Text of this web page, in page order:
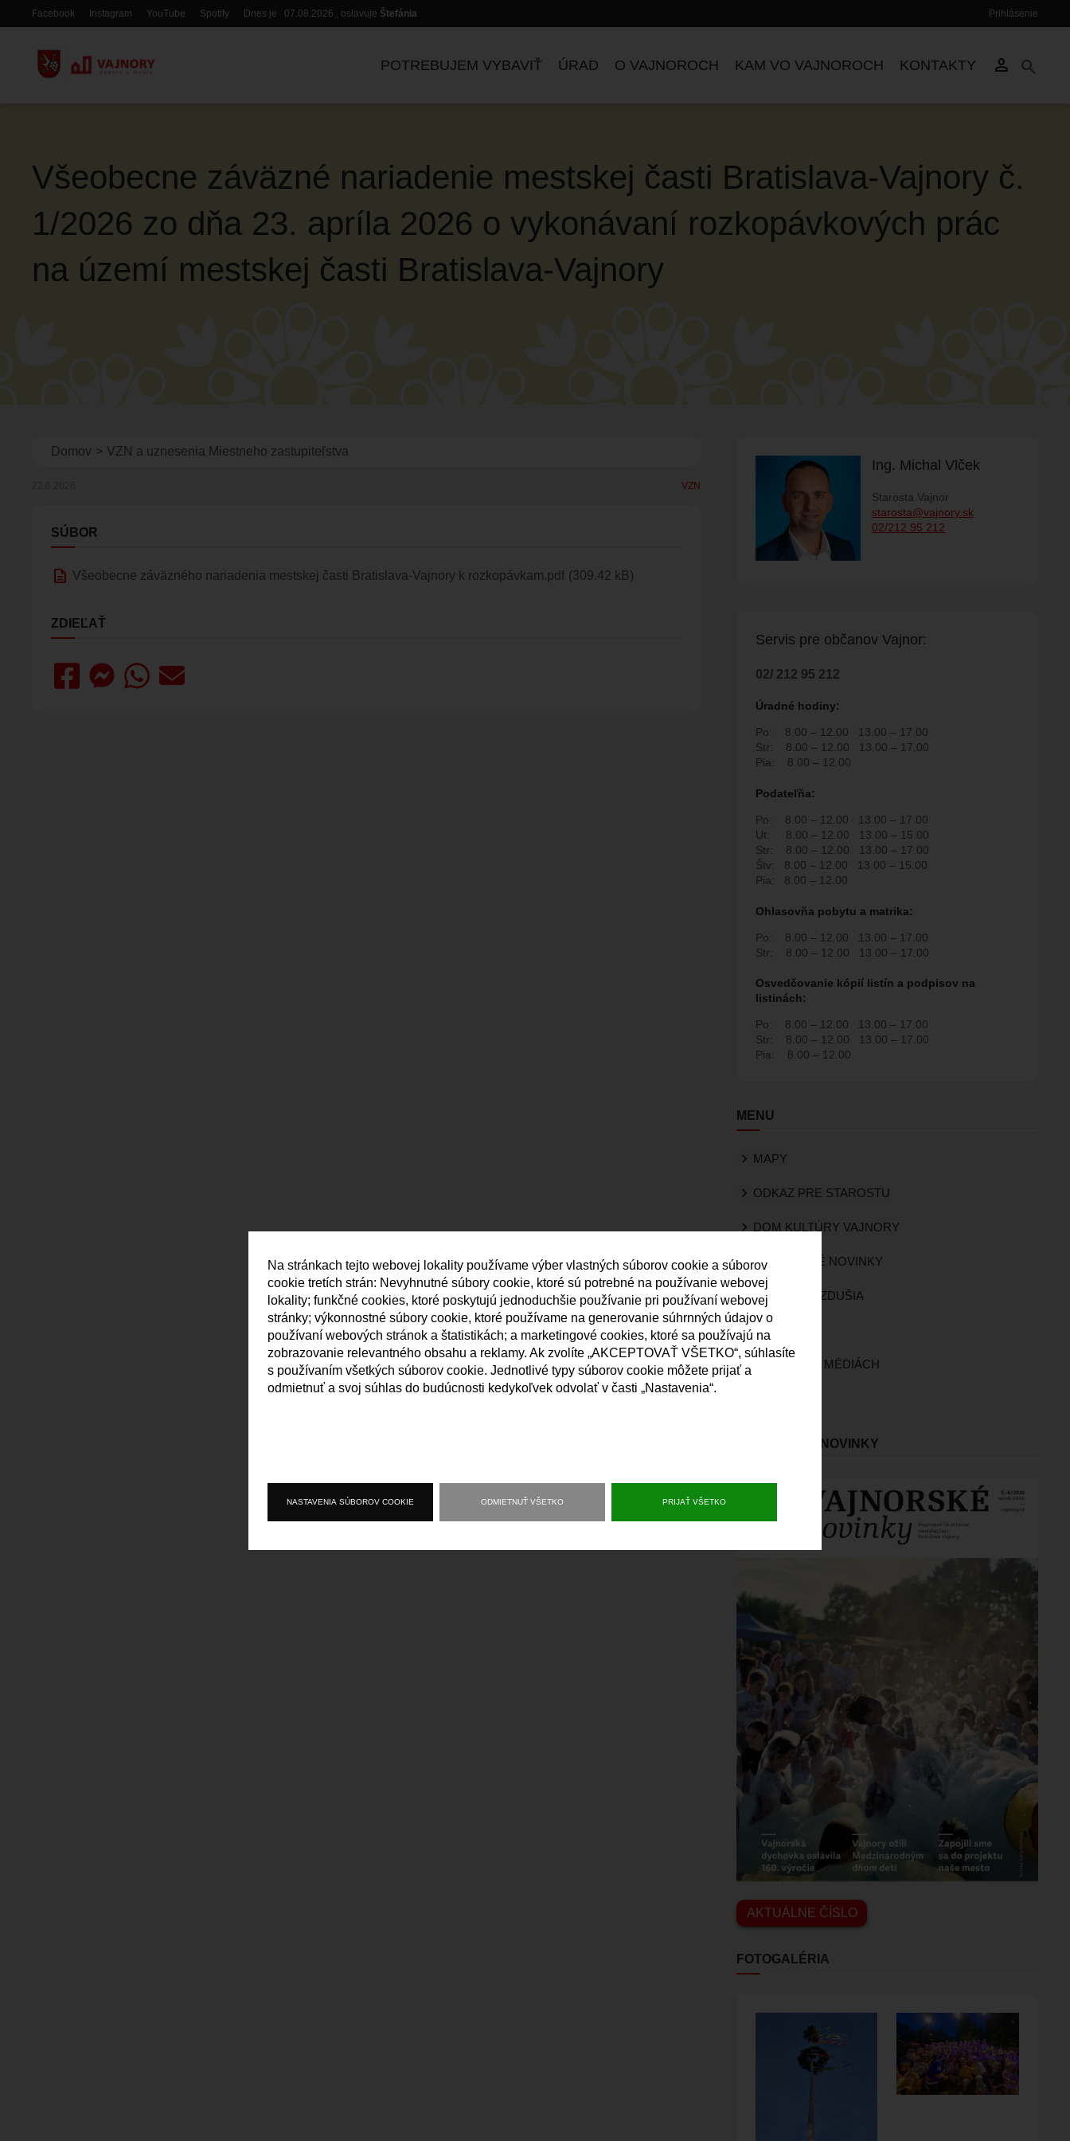
Skočiť
na
Hlavička
Facebook Instagram YouTube Spotify Dnes je 07.08.2026 , oslavuje Štefánia
Používateľské
Prihlásenie
POTREBUJEM VYBAVIŤ ÚRAD
ZASADNUTIA KOMISIÍ
ROZPOČET
ZVEREJNENIE VYDANÝCH POVOLENÍ NA
O VAJNOROCH
KERAMICKÁ DIELŇA
HK VAJNORY
KAM VO VAJNOROCH KONTAKTY person search
Všeobecne záväzné nariadenie mestskej časti Bratislava-Vajnory č.
1/2026 zo dňa 23. apríla 2026 o vykonávaní rozkopávkových prác
na území mestskej časti Bratislava-Vajnory
Omrvinka
Domov VZN a uznesenia Miestneho zastupiteľstva
VZN
SÚBOR
description Všeobecne záväzného nariadenia mestskej časti Bratislava-Vajnory k rozkopávkam.pdf (309.42 kB)
ZDIEĽAŤ
Ing. Michal Vlček
Starosta Vajnor
starosta@vajnory.sk
02/212 95 212
Servis pre občanov Vajnor:
02/ 212 95 212
Úradné hodiny:
Po: 8.00 – 12.00
13.00 – 17.00
Str:
8.00 – 12.00
13.00 – 17.00
Pia:
8.00 – 12.00
Podateľňa:
Po: 8.00 – 12.00
13.00 – 17.00
Ut:
8.00 – 12.00
13.00 – 15.00
Str:
8.00 – 12.00
13.00 – 17.00
Štv:
8.00 – 12.00
13.00 – 15.00
Pia:
8.00 – 12.00
Ohlasovňa pobytu a matrika:
Po: 8.00 – 12.00
13.00 – 17.00
Str:
8.00 – 12.00 13.00 – 17.00
Osvedčovanie kópií listín a podpisov na
listinách:
Po: 8.00 – 12.00
13.00 – 17.00
Str:
8.00 – 12.00
13.00 – 17.00
Pia:
8.00 – 12.00
MENU
MAPY
ODKAZ PRE STAROSTU
DOM KULTÚRY VAJNORY
VAJNORSKÉ NOVINKY
KVALITA OVZDUŠIA
KAMERY
VAJNORY V MÉDIÁCH
VAJNORSKÉ NOVINKY
Obrázok
AKTUÁLNE ČÍSLO
FOTOGALÉRIA
Obrázok
Na stránkach tejto webovej lokality používame výber vlastných súborov cookie a súborov
cookie tretích strán: Nevyhnutné súbory cookie, ktoré sú potrebné na používanie webovej
lokality; funkčné cookies, ktoré poskytujú jednoduchšie používanie pri používaní webovej
stránky; výkonnostné súbory cookie, ktoré používame na generovanie súhrnných údajov o
používaní webových stránok a štatistikách; a marketingové cookies, ktoré sa používajú na
zobrazovanie relevantného obsahu a reklamy. Ak zvolíte „AKCEPTOVAŤ VŠETKO“, súhlasíte
s používaním všetkých súborov cookie. Jednotlivé typy súborov cookie môžete prijať a
odmietnuť a svoj súhlas do budúcnosti kedykoľvek odvolať v časti „Nastavenia“.
NASTAVENIA SÚBOROV COOKIE ODMIETNUŤ VŠETKO PRIJAŤ VŠETKO